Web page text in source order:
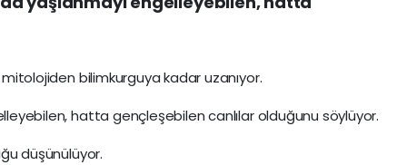
bilimkurguya kadar uzanıyor.
hatta gençleşebilen canlılar olduğunu söylüyor.
düşünülüyor.